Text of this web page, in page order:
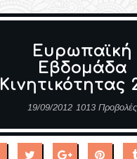
Ευρωπαϊκή
Εβδομάδα
Κινητικότητας
19/09/2012 1013 Προβολές